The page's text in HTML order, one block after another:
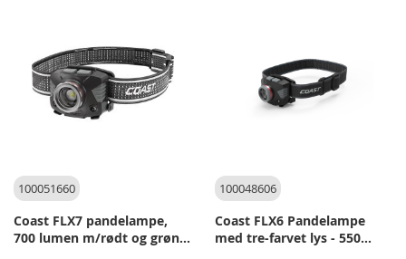
100051660
Coast FLX7 pandelampe,
700 lumen m/rødt og grønt
100048606
Coast FLX6 Pandelampe
med tre-farvet lys - 550